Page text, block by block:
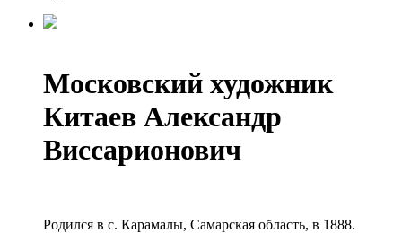
Московский художник
Китаев Александр
Виссарионович
Родился в с. Карамалы, Самарская область, в 1888.